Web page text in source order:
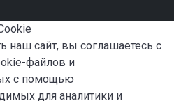
наш сайт, вы соглашаетесь с
файлов и
с помощью
для аналитики и